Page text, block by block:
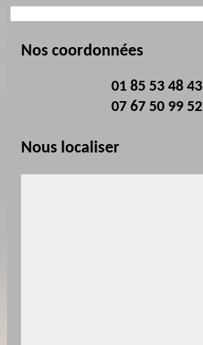
Nos coordonnées
01 85 53 48 43
07 67 50 99 52
Nous localiser